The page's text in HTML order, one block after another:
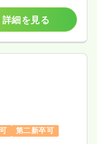
験可
ブランク可
詳細を見る
詳細を見る
第二新卒可